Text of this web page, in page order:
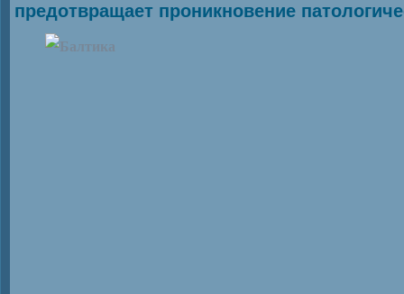
предотвращает проникновение